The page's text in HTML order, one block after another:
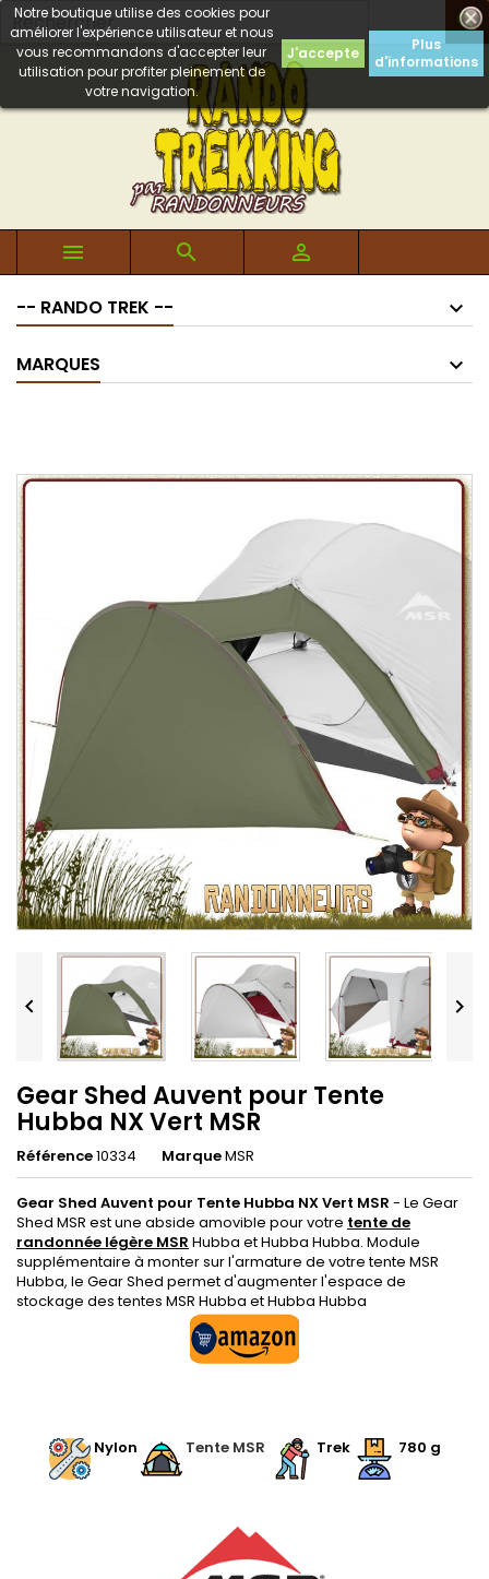

Notre boutique utilise des cookies pour
améliorer l'expérience utilisateur et nous
vous recommandons d'accepter leur
utilisation pour profiter pleinement de
votre navigation.
J'accepte
Plus
d'informations
  
-- RANDO TREK --
MARQUES
 
Gear Shed Auvent pour Tente
Hubba NX Vert MSR
Référence10334 MarqueMSR
Gear Shed Auvent pour Tente Hubba NX Vert MSR - Le Gear
Shed MSR est une abside amovible pour votre tente de
randonnée légère MSR Hubba et Hubba Hubba. Module
supplémentaire à monter sur l'armature de votre tente MSR
Hubba, le Gear Shed permet d'augmenter l'espace de
stockage des tentes MSR Hubba et Hubba Hubba
. Nylon Tente MSR Trek. 780 g